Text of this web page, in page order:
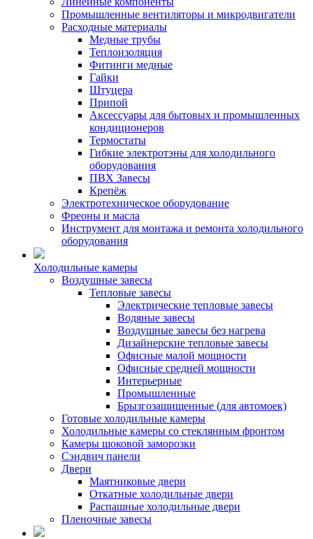
Промышленные вентиляторы и микродвигатели
Расходные материалы
Медные трубы
Теплоизоляция
Фитинги медные
Гайки
Штуцера
Припой
Аксессуары для бытовых и промышленных
кондиционеров
Термостаты
Гибкие электротэны для холодильного
оборудования
ПВХ Завесы
Крепёж
Электротехническое оборудование
Фреоны и масла
Инструмент для монтажа и ремонта холодильного
оборудования
Холодильные камеры
Воздушные завесы
Тепловые завесы
Электрические тепловые завесы
Водяные завесы
Воздушные завесы без нагрева
Дизайнерские тепловые завесы
Офисные малой мощности
Офисные средней мощности
Интерьерные
Промышленные
Брызгозащищенные (для автомоек)
Готовые холодильные камеры
Холодильные камеры со стеклянным фронтом
Камеры шоковой заморозки
Сэндвич панели
Двери
Маятниковые двери
Откатные холодильные двери
Распашные холодильные двери
Пленочные завесы